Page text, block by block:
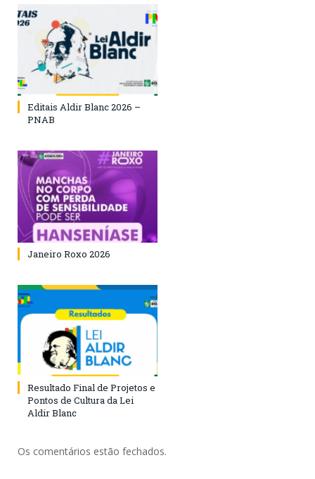
Editais Aldir Blanc 2026 –
PNAB
Janeiro Roxo 2026
Resultado Final de Projetos e
Pontos de Cultura da Lei
Aldir Blanc
Os comentários estão fechados.